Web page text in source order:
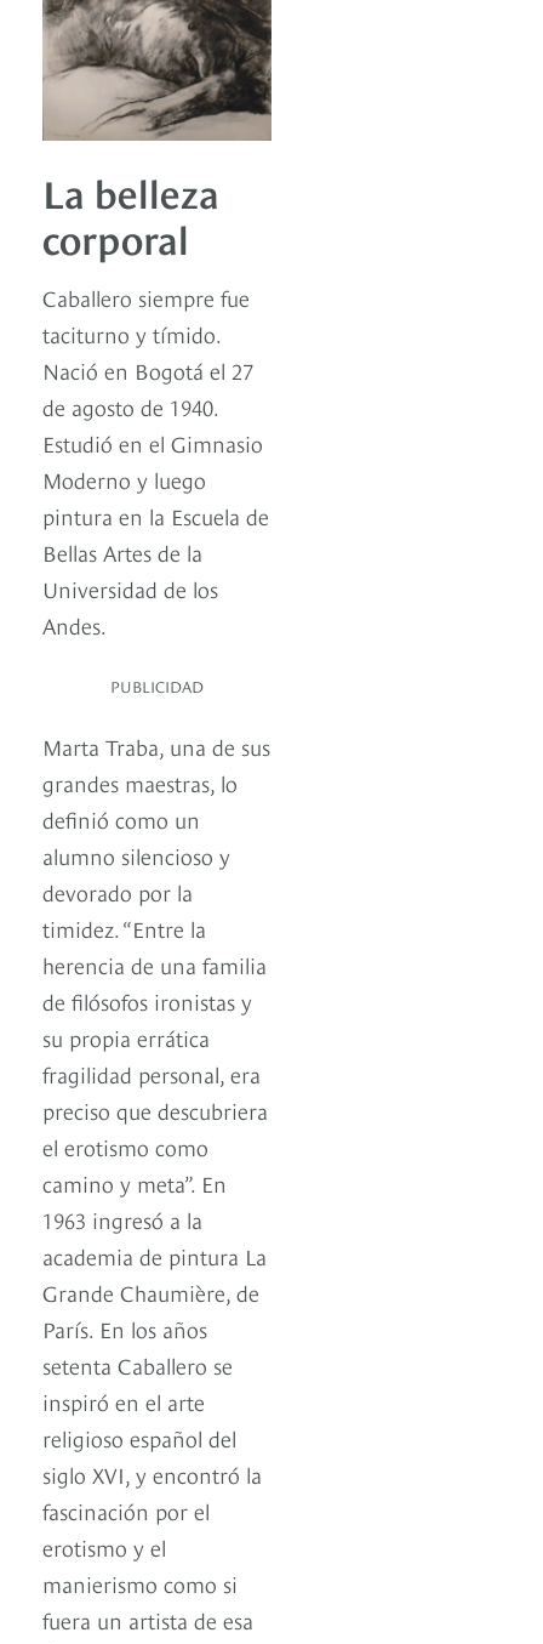
La belleza
corporal
Caballero siempre fue
taciturno y tímido.
Nació en Bogotá el 27
de agosto de 1940.
Estudió en el Gimnasio
Moderno y luego
pintura en la Escuela de
Bellas Artes de la
Universidad de los
Andes.
PUBLICIDAD
Marta Traba, una de sus
grandes maestras, lo
definió como un
alumno silencioso y
devorado por la
timidez. “Entre la
herencia de una familia
de filósofos ironistas y
su propia errática
fragilidad personal, era
preciso que descubriera
el erotismo como
camino y meta”. En
1963 ingresó a la
academia de pintura La
Grande Chaumière, de
París. En los años
setenta Caballero se
inspiró en el arte
religioso español del
siglo XVI, y encontró la
fascinación por el
erotismo y el
manierismo como si
fuera un artista de esa